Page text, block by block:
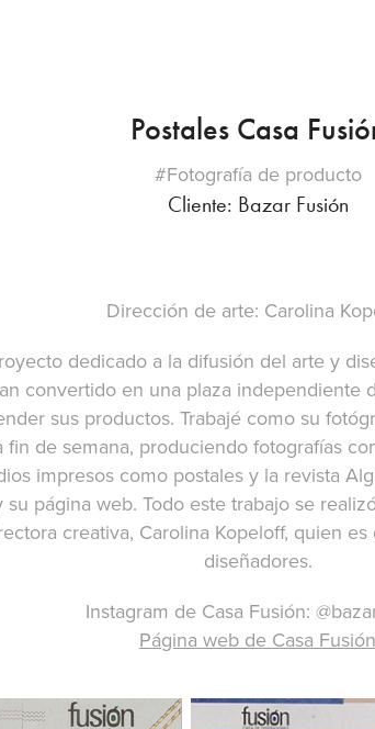
Postales Casa
#Fotografía de producto
Cliente: Bazar Fusión
Dirección de arte: Carolina
dedicado a la difusión del arte y
convertido en una plaza independiente
sus productos. Trabajé como su
fin de semana, produciendo fotografías
impresos como postales y la revista
su página web. Todo este trabajo se
creativa, Carolina Kopeloff, quien
diseñadores.
Instagram de Casa Fusión:
Página web de Casa Fusión